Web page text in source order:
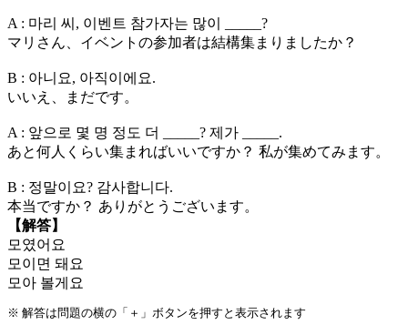
A : 마리 씨, 이벤트 참가자는 많이 _____?
マリさん、イベントの参加者は結構集まりましたか ？
B : 아니요, 아직이에요.
いいえ、まだです。
A : 앞으로 몇 명 정도 더 _____? 제가 _____.
あと何人くらい集まればいいですか ？ 私が集めてみます。
B : 정말이요? 감사합니다.
本当ですか？ ありがとうございます。
【解答】
모였어요
모이면 돼요
모아 볼게요
※ 解答は問題の横の「＋」ボタンを押すと表示されます